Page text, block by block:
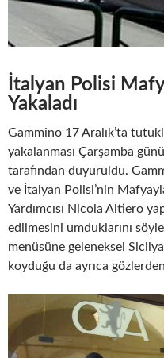
İtalyan Polisi
Yakaladı
Gammino 17 Aralık’ta
yakalanması Çarşamba
tarafından duyuruldu.
ve İtalyan Polisi’nin
Yardımcısı Nicola Altiero
edilmesini umduklarını
menüsüne geleneksel
koyduğu da ayrıca